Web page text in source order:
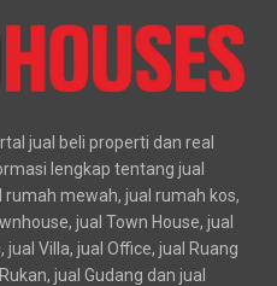
jual beli properti dan real
lengkap tentang jual
rumah mewah, jual rumah kos,
jual Town House, jual
Villa, jual Office, jual Ruang
jual Gudang dan jual